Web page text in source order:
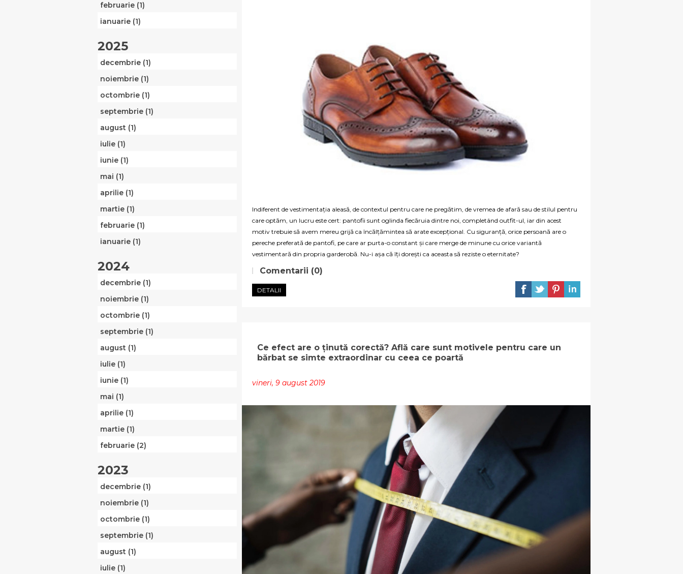
februarie (1)
ianuarie (1)
2025
decembrie (1)
noiembrie (1)
octombrie (1)
septembrie (1)
august (1)
iulie (1)
iunie (1)
mai (1)
aprilie (1)
martie (1)
februarie (1)
ianuarie (1)
2024
decembrie (1)
noiembrie (1)
octombrie (1)
septembrie (1)
august (1)
iulie (1)
iunie (1)
mai (1)
aprilie (1)
martie (1)
februarie (2)
2023
decembrie (1)
noiembrie (1)
octombrie (1)
septembrie (1)
august (1)
iulie (1)
Indiferent de vestimentația aleasă, de contextul pentru care ne pregătim, de vremea de afară sau de stilul pentru
care optăm, un lucru este cert: pantofii sunt oglinda fiecăruia dintre noi, completând outfit-ul, iar din acest
motiv trebuie să avem mereu grijă ca încălțămintea să arate excepțional. Cu siguranță, orice persoană are o
pereche preferată de pantofi, pe care ar purta-o constant și care merge de minune cu orice variantă
vestimentară din propria garderobă. Nu-i așa că îți dorești ca aceasta să reziste o eternitate?
Comentarii (0)
DETALII
Ce efect are o ținută corectă? Află care sunt motivele pentru care un
bărbat se simte extraordinar cu ceea ce poartă
vineri, 9 august 2019